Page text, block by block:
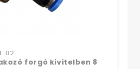
02
forgó kivitelben 8